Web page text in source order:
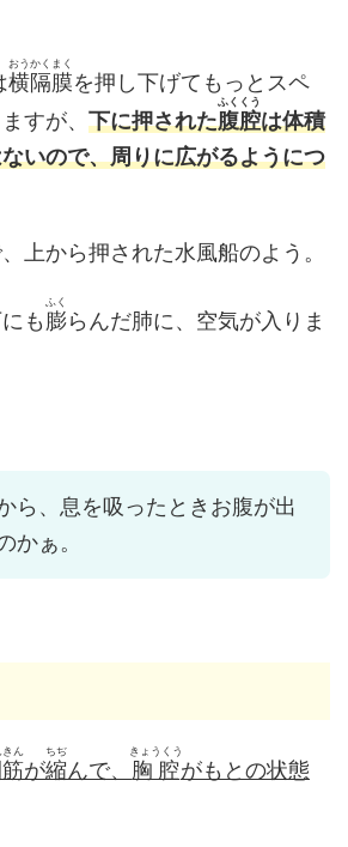
横隔膜
おうかくまく
を押し下げてもっとスペ
すが、 下に押された腹腔
ふくくう
は体積
いので、周りに広がるようにつ
上から押された水風船のよう。
も膨
ふく
らんだ肺に、空気が入りま
ら、息を吸ったときお腹が出
かぁ。
ん
が縮
ちぢ
んで、 胸腔
きょうくう
がもとの状態